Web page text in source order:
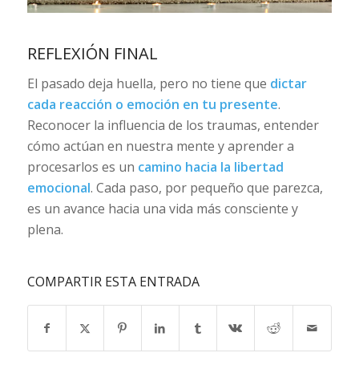
REFLEXIÓN FINAL
El pasado deja huella, pero no tiene que dictar
cada reacción o emoción en tu presente.
Reconocer la influencia de los traumas, entender
cómo actúan en nuestra mente y aprender a
procesarlos es un camino hacia la libertad
emocional. Cada paso, por pequeño que parezca,
es un avance hacia una vida más consciente y
plena.
COMPARTIR ESTA ENTRADA